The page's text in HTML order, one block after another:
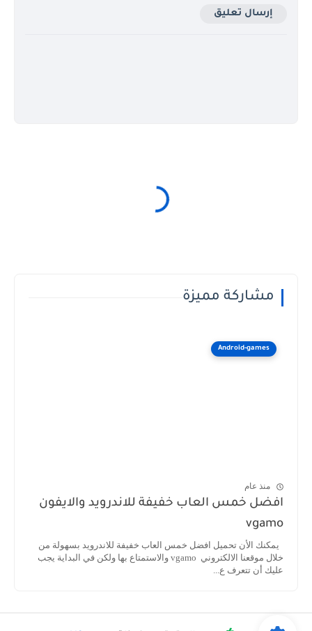
إرسال تعليق
مشاركة مميزة
Android-games
منذ عام
افضل خمس العاب خفيفة للاندرويد والايفون
vgamo
يمكنك الأن تحميل افضل خمس العاب خفيفة للاندرويد بسهولة من
خلال موقعنا الالكتروني vgamo والاستمتاع بها ولكن في البداية يجب
عليك أن تتعرف ع...